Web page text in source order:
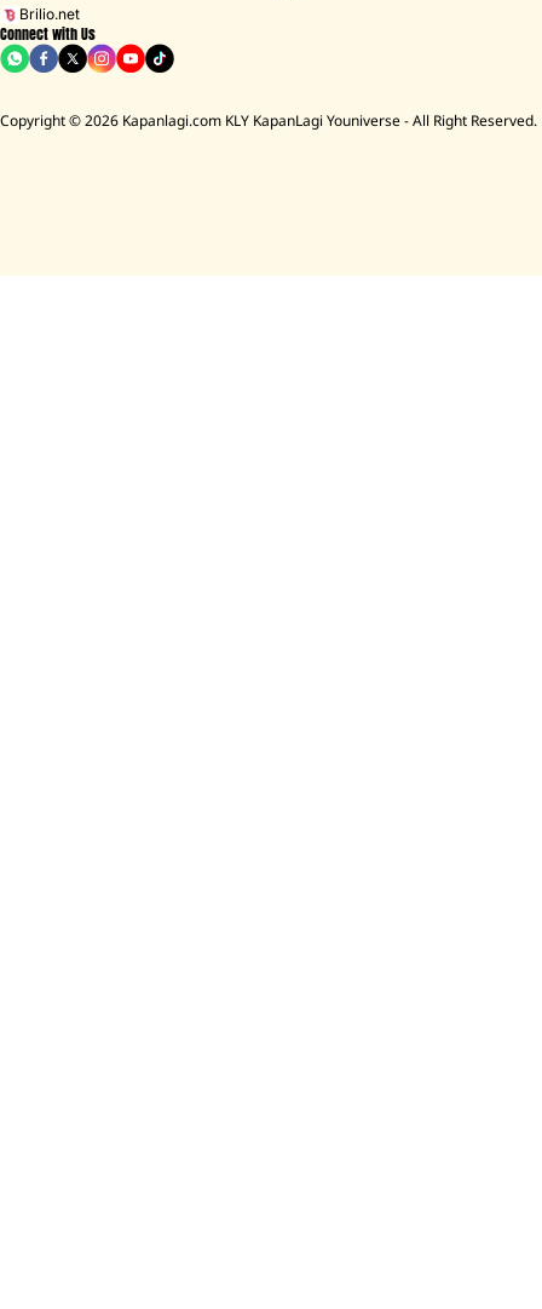
Brilio.net
Connect with Us
Copyright © 2026 Kapanlagi.com KLY KapanLagi Youniverse - All Right Reserved.